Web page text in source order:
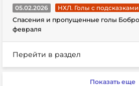
05.02.2026
НХЛ. Голы с подсказками
Спасения и пропущенные голы
февраля
Перейти в раздел
Показать еще